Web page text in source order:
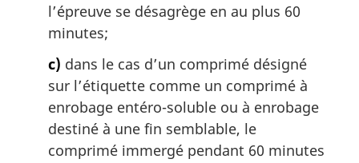
l’épreuve se désagrège en au plus 60
minutes;
c) dans le cas d’un comprimé désigné
sur l’étiquette comme un comprimé à
enrobage entéro-soluble ou à enrobage
destiné à une fin semblable, le
comprimé immergé pendant 60 minutes